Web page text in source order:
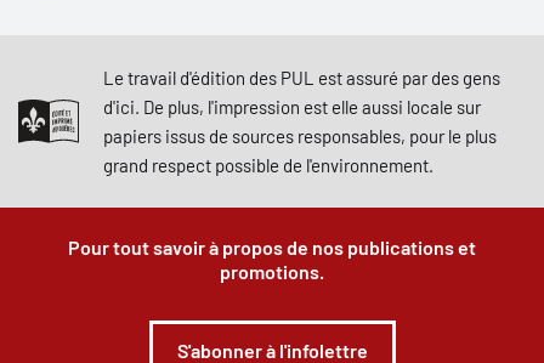
Le travail d'édition des PUL est assuré par des gens
d'ici. De plus, l'impression est elle aussi locale sur
papiers issus de sources responsables, pour le plus
grand respect possible de l'environnement.
Pour tout savoir à propos de nos publications et
promotions.
S'abonner à l'infolettre